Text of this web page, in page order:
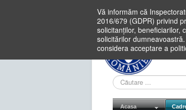
Vă informăm că
2016/679 (GDPR) privind
solicitanților, beneficiarilor,
solicitărilor
considera acceptare a
Cauta
in
site
Acasa